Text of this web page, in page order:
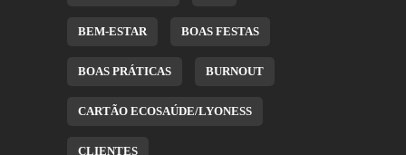
BEM-ESTAR BOAS FESTAS
BOAS PRÁTICAS BURNOUT
CARTÃO ECOSAÚDE/LYONESS
CLIENTES